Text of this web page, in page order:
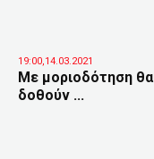
19:00,14.03.2021
Με μοριοδότηση θα
δοθούν ...